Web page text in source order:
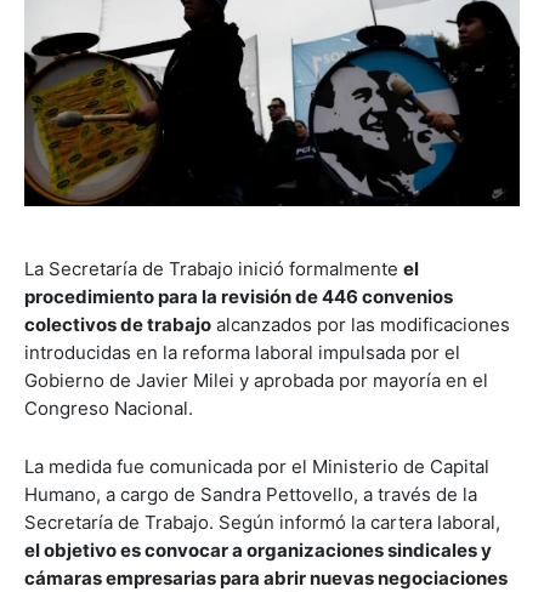
La Secretaría de Trabajo inició formalmente el
procedimiento para la revisión de 446 convenios
colectivos de trabajo alcanzados por las modificaciones
introducidas en la reforma laboral impulsada por el
Gobierno de Javier Milei y aprobada por mayoría en el
Congreso Nacional.
La medida fue comunicada por el Ministerio de Capital
Humano, a cargo de Sandra Pettovello, a través de la
Secretaría de Trabajo. Según informó la cartera laboral,
el objetivo es convocar a organizaciones sindicales y
cámaras empresarias para abrir nuevas negociaciones